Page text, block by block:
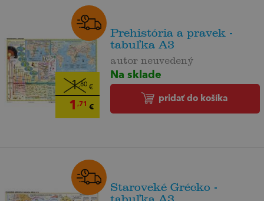
1,80€
1 ,71 €
Prehistória a pravek -
tabuľka A3
autor neuvedený
Na sklade
pridať do košíka
Staroveké Grécko -